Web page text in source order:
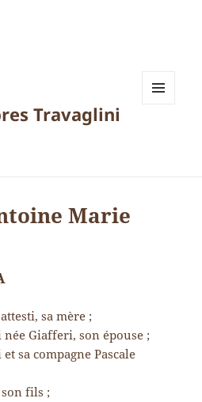
Travaglini
Marie
sa mère ;
née Giafferi, son épouse ;
sa compagne Pascale
fils ;